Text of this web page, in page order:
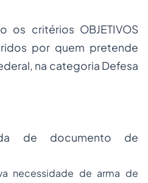
os critérios OBJETIVOS
por quem pretende
na categoria Defesa
de documento de
necessidade de arma de